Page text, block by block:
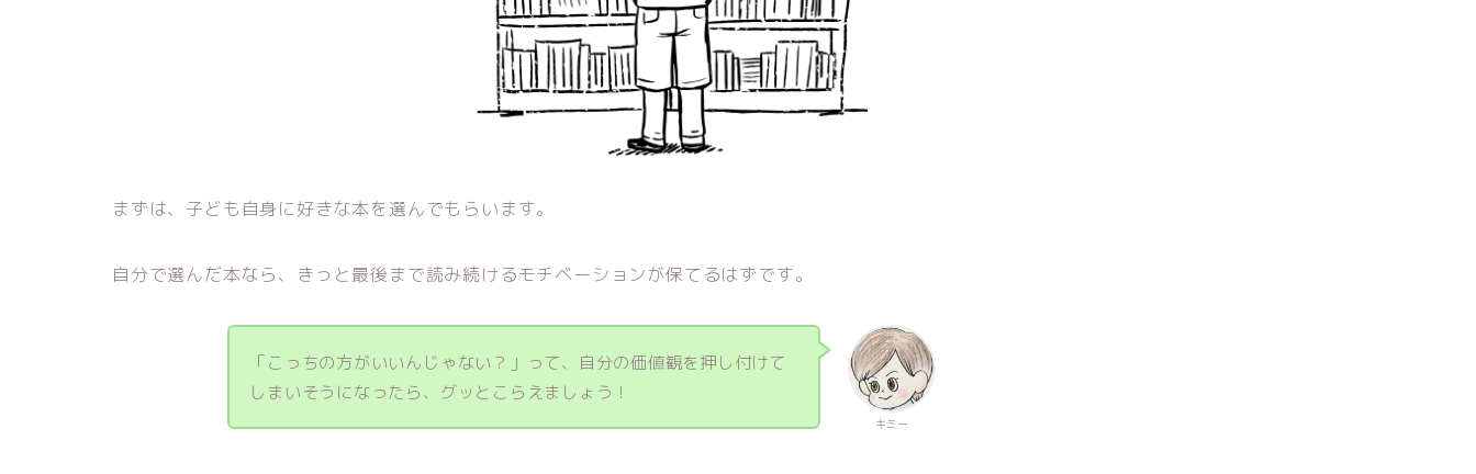
まずは、子ども自身に好きな本を選んでもらいます。
自分で選んだ本なら、きっと最後まで読み続けるモチベーションが保てるはずです。
キミー
「こっちの方がいいんじゃない？」って、自分の価値観を押し付けて
しまいそうになったら、グッとこらえましょう！